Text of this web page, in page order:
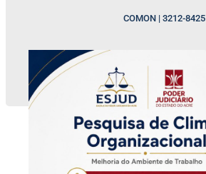
COMON | 3212-8425
Nossos canais
ESJUD